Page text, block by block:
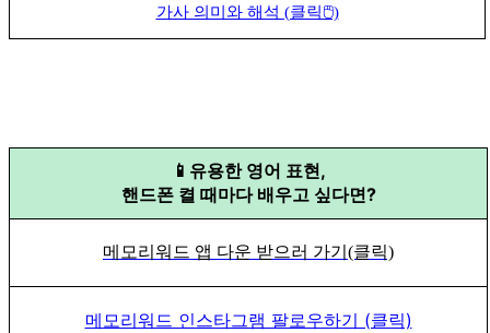
가사 의미와 해석 (클릭🖱️)
📱유용한 영어 표현,
핸드폰 켤 때마다 배우고 싶다면?
메모리워드 앱 다운 받으러 가기(클릭)
메모리워드 인스타그램 팔로우하기 (클릭)